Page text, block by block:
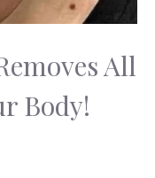
All
Body!